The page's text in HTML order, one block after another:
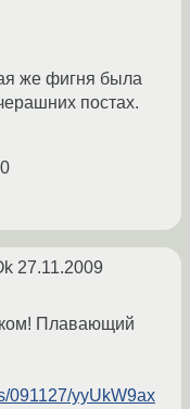
же фигня была
постах.
27.11.2009
Плавающий
091127/yyUkW9ax